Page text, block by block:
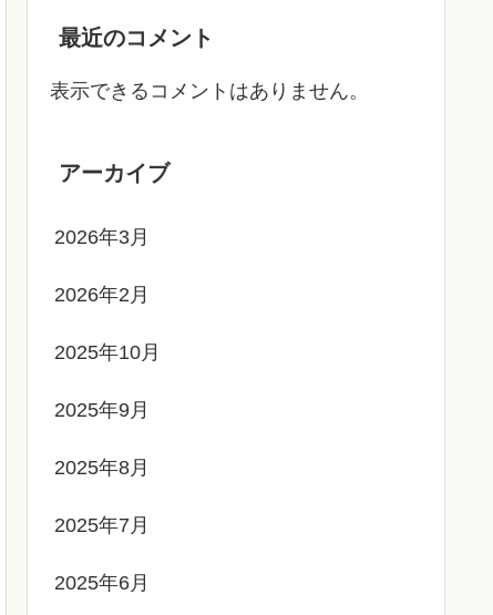
最近のコメント
表示できるコメントはありません。
アーカイブ
2026年3月
2026年2月
2025年10月
2025年9月
2025年8月
2025年7月
2025年6月